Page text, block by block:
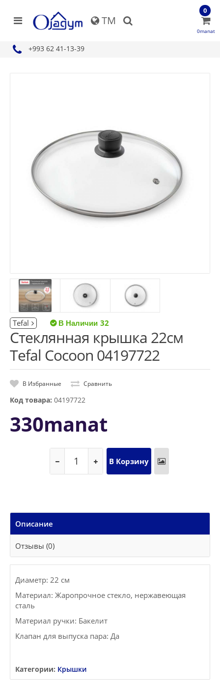
TM
+993 62 41-13-39
0
0manat
Tefal 32
Стеклянная крышка 22см
Tefal Cocoon 04197722
В Избранные Сравнить
Код товара: 04197722
330manat
Описание
Отзывы (0)
Диаметр: 22 см
Материал: Жаропрочное стекло, нержавеющая
сталь
Материал ручки: Бакелит
Клапан для выпуска пара: Да
Категории: Крышки